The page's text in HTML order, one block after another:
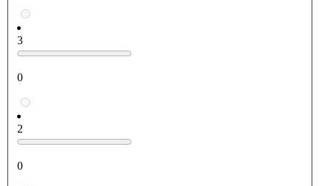
3
0
2
0